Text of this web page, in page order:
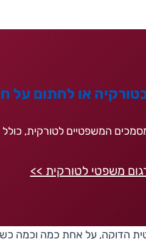
או לחתום על
המשפטיים לטורקית, כולל
משפטי לטורקית >>
הדוקה, על אחת כמה וכמה